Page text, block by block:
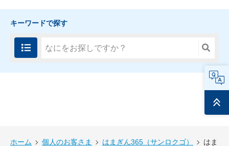
キーワードで探す
トップ
ホーム 個人のお客さま はまぎん365（サンロクゴ）
はま